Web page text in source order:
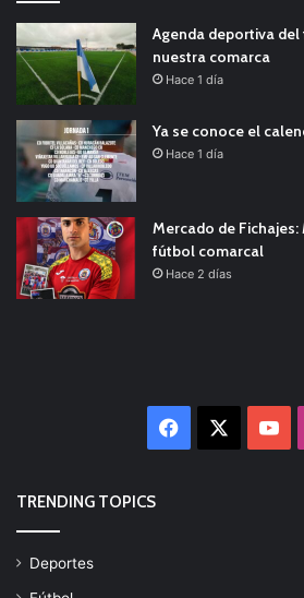
Agenda deportiva del
nuestra comarca
Hace 1 día
Ya se conoce el
Hace 1 día
Mercado de
fútbol comarcal
Hace 2 días
Facebook
TRENDING TOPICS
Deportes